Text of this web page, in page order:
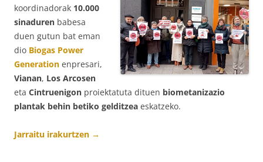
koordinadorak 10.000
sinaduren babesa
duen gutun bat eman
dio Biogas Power
Generation enpresari,
Vianan, Los Arcosen
eta Cintruenigon proiektatuta dituen biometanizazio
plantak behin betiko gelditzea eskatzeko.
Jarraitu irakurtzen →